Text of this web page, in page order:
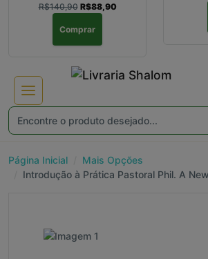
R$140,90 R$88,90
Comprar
Página Inicial
Mais Opções
Introdução à Prática Pastoral Phil. A